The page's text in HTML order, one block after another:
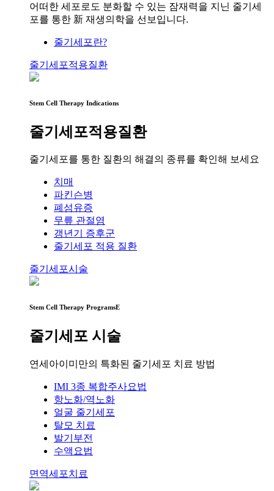
어떠한 세포로도 분화할 수 있는 잠재력을 지닌 줄기세
포를 통한 新 재생의학을 선보입니다.
줄기세포란?
줄기세포적용질환
Stem Cell Therapy Indications
줄기세포적용질환
줄기세포를 통한 질환의 해결의 종류를 확인해 보세요
치매
파킨슨병
폐섬유증
무릎 관절염
갱년기 증후군
줄기세포 적용 질환
줄기세포시술
Stem Cell Therapy ProgramsE
줄기세포 시술
연세아이미만의 특화된 줄기세포 치료 방법
IMI 3종 복합주사요법
항노화/역노화
얼굴 줄기세포
탈모 치료
발기부전
수액요법
면역세포치료